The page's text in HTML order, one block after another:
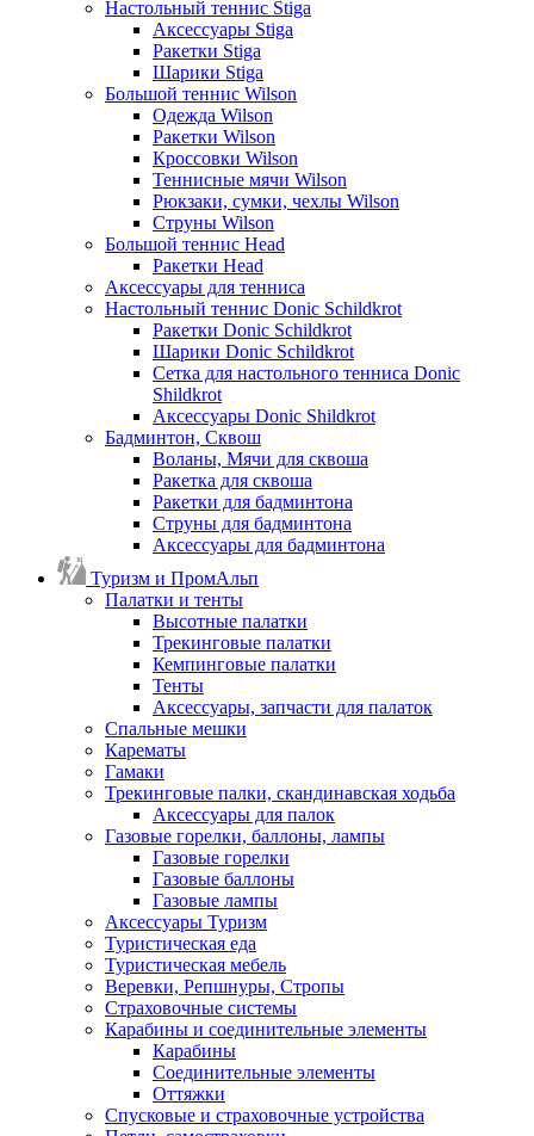
Настольный теннис Stiga
Аксессуары Stiga
Ракетки Stiga
Шарики Stiga
Большой теннис Wilson
Одежда Wilson
Ракетки Wilson
Кроссовки Wilson
Теннисные мячи Wilson
Рюкзаки, сумки, чехлы Wilson
Струны Wilson
Большой теннис Head
Ракетки Head
Аксессуары для тенниса
Настольный теннис Donic Schildkrot
Ракетки Donic Schildkrot
Шарики Donic Schildkrot
Сетка для настольного тенниса Donic
Shildkrot
Аксессуары Donic Shildkrot
Бадминтон, Сквош
Воланы, Мячи для сквоша
Ракетка для сквоша
Ракетки для бадминтона
Струны для бадминтона
Аксессуары для бадминтона
Туризм и ПромАльп
Палатки и тенты
Высотные палатки
Трекинговые палатки
Кемпинговые палатки
Тенты
Аксессуары, запчасти для палаток
Спальные мешки
Карематы
Гамаки
Трекинговые палки, скандинавская ходьба
Аксессуары для палок
Газовые горелки, баллоны, лампы
Газовые горелки
Газовые баллоны
Газовые лампы
Аксессуары Туризм
Туристическая еда
Туристическая мебель
Веревки, Репшнуры, Стропы
Страховочные системы
Карабины и соединительные элементы
Карабины
Соединительные элементы
Оттяжки
Спусковые и страховочные устройства